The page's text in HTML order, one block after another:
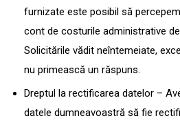
furnizate este posibil să
cont de costurile administrative
Solicitările vădit neîntemeiate,
nu primească un răspuns.
Dreptul la rectificarea datelor –
datele dumneavoastră să fie